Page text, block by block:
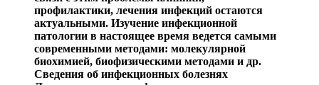
профилактики, лечения инфекций остаются
актуальными. Изучение инфекционной
патологии в настоящее время ведется самыми
современными методами: молекулярной
биохимией, биофизическими методами и др.
Сведения об инфекционных болезнях